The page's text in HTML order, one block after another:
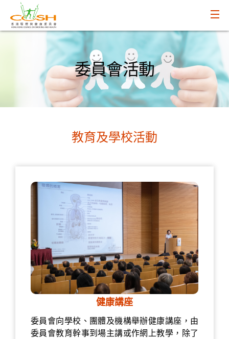
委員會活動
教育及學校活動
健康講座
委員會向學校、團體及機構舉辦健康講座，由
委員會教育幹事到場主講或作網上教學，除了